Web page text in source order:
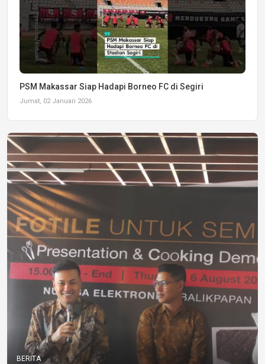
PSM Makassar Siap Hadapi Borneo FC di Segiri
Jumat, 02 Januari 2026
BERITA